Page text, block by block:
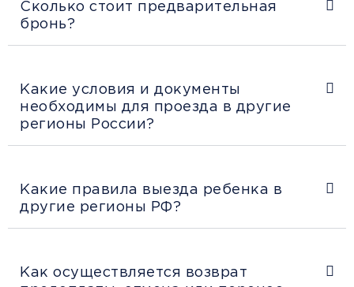
Сколько стоит предварительная
бронь?
Какие условия и документы
необходимы для проезда в другие
регионы России?
Какие правила выезда ребенка в
другие регионы РФ?
Как осуществляется возврат